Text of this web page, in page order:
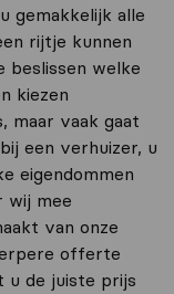
gemakkelijk alle
rijtje kunnen
beslissen welke
kiezen
maar vaak gaat
een verhuizer, u
eigendommen
wij mee
van onze
offerte
u de juiste prijs